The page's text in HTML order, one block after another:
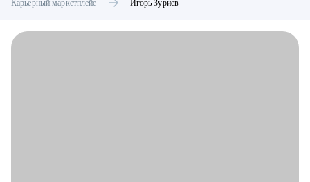
Карьерный маркетплейс Игорь Зуриев